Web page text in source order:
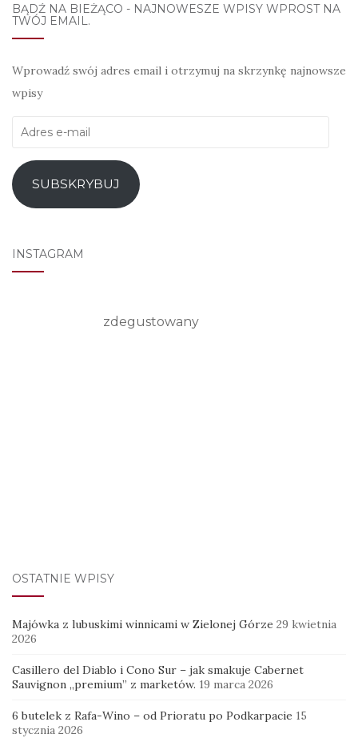
BĄDŹ NA BIEŻĄCO - NAJNOWESZE WPISY WPROST NA
TWÓJ EMAIL.
Wprowadź swój adres email i otrzymuj na skrzynkę najnowsze
wpisy
Adres
mail
SUBSKRYBUJ
INSTAGRAM
zdegustowany
OSTATNIE WPISY
Majówka z lubuskimi winnicami w Zielonej Górze 29 kwietnia
2026
Casillero del Diablo i Cono Sur – jak smakuje Cabernet
Sauvignon „premium” z marketów. 19 marca 2026
6 butelek z Rafa-Wino – od Prioratu po Podkarpacie 15
stycznia 2026